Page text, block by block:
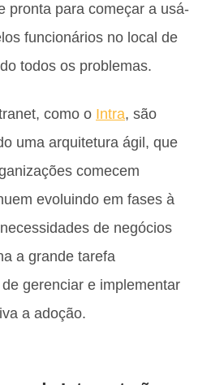
pronta para começar a usá-
funcionários no local de
todos os problemas.
como o Intra, são
uma arquitetura ágil, que
comecem
evoluindo em fases à
de negócios
a grande tarefa
gerenciar e implementar
a adoção.